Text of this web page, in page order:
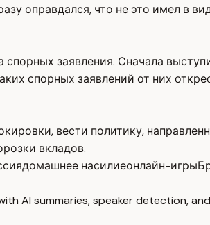
оправдался, что не это имел в
заявления. Сначала
спорных заявлений от них
вести политику,
вкладов.
домашнее насилиеонлайн-игры
AI summaries, speaker detection,